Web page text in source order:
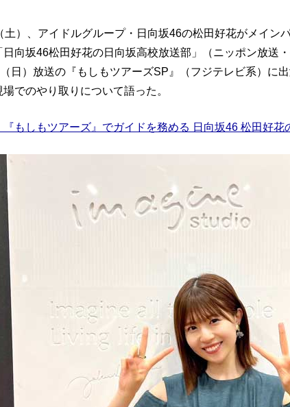
土）、アイドルグループ・日向坂46の松田好花がメイン
日向坂46松田好花の日向坂高校放送部」（ニッポン放送
日）放送の『もしもツアーズSP』（フジテレビ系）に
でのやり取りについて語った。
『もしもツアーズ』でガイドを務める 日向坂46 松田好花